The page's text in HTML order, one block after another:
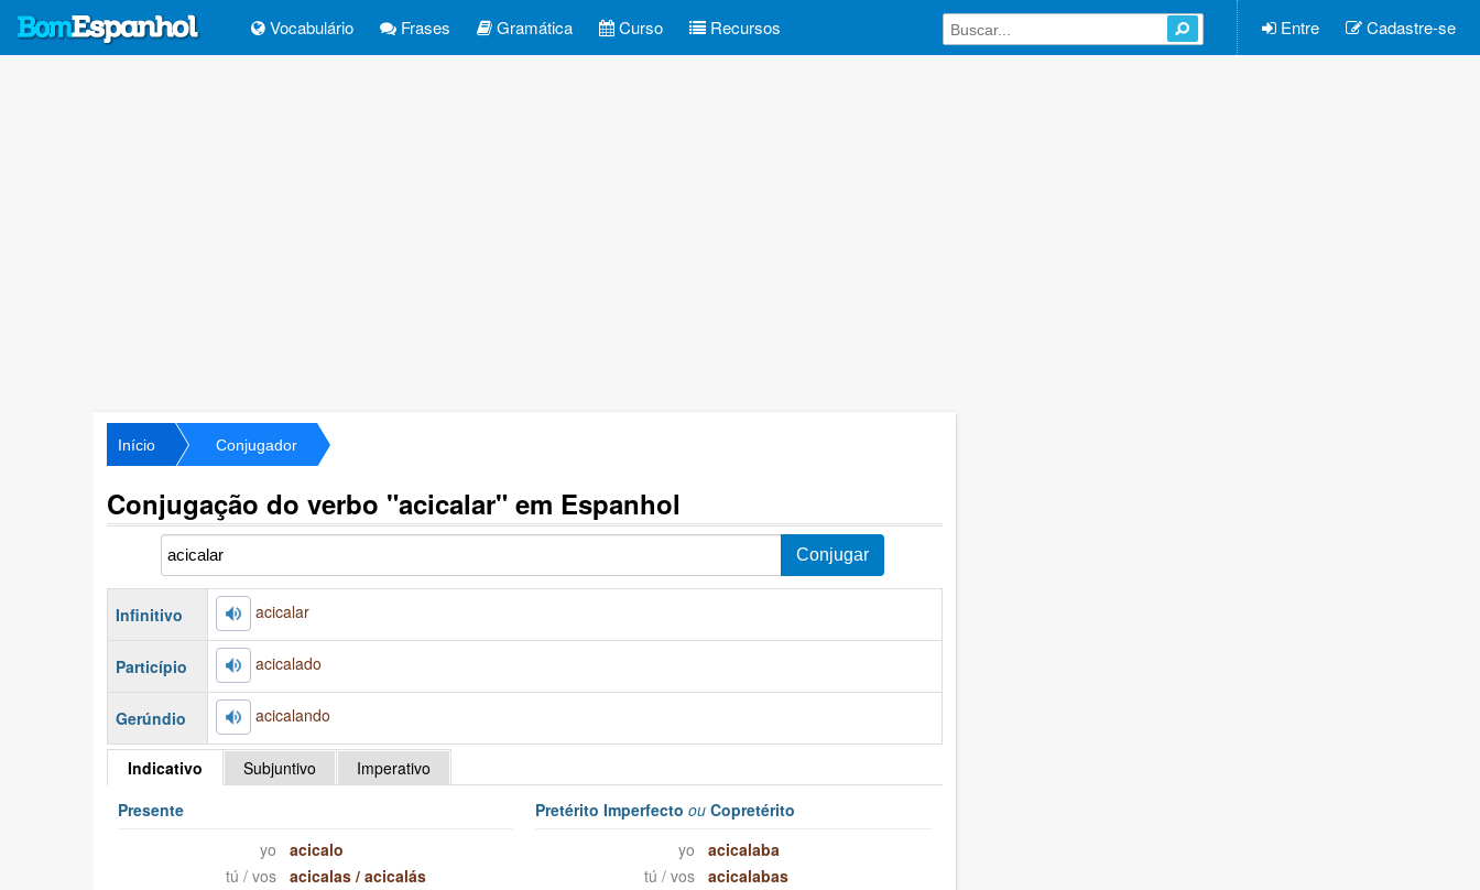
Vocabulário Frases Gramática Curso Recursos Entre Cadastre-se
Início Conjugador
Conjugação do verbo "acicalar" em Espanhol
Infinitivo acicalar
Particípio acicalado
Gerúndio acicalando
Indicativo Subjuntivo
Imperativo
Presente
yo
acicalo
tú / vos
acicalas /acicalás
Pretérito Imperfectoou Copretérito
yo
acicalaba
tú / vos
acicalabas